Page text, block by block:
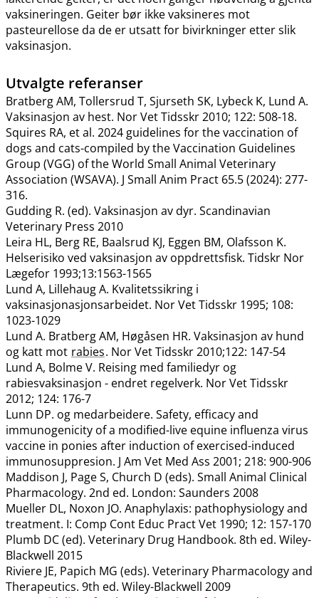
vaksineringen. Geiter bør ikke vaksineres mot
pasteurellose da de er utsatt for bivirkninger etter slik
vaksinasjon.
Utvalgte referanser
Bratberg AM, Tollersrud T, Sjurseth SK, Lybeck K, Lund A.
Vaksinasjon av hest. Nor Vet Tidsskr 2010; 122: 508-18.
Squires RA, et al. 2024 guidelines for the vaccination of
dogs and cats-compiled by the Vaccination Guidelines
Group (VGG) of the World Small Animal Veterinary
Association (WSAVA). J Small Anim Pract 65.5 (2024): 277-
316.
Gudding R. (ed). Vaksinasjon av dyr. Scandinavian
Veterinary Press 2010
Leira HL, Berg RE, Baalsrud KJ, Eggen BM, Olafsson K.
Helserisiko ved vaksinasjon av oppdrettsfisk. Tidskr Nor
Lægefor 1993;13:1563-1565
Lund A, Lillehaug A. Kvalitetssikring i
vaksinasjonasjonsarbeidet. Nor Vet Tidsskr 1995; 108:
1023-1029
Lund A. Bratberg AM, Høgåsen HR. Vaksinasjon av hund
og katt mot rabies. Nor Vet Tidsskr 2010;122: 147-54
Lund A, Bolme V. Reising med familiedyr og
rabiesvaksinasjon - endret regelverk. Nor Vet Tidsskr
2012; 124: 176-7
Lunn DP. og medarbeidere. Safety, efficacy and
immunogenicity of a modified-live equine influenza virus
vaccine in ponies after induction of exercised-induced
immunosuppresion. J Am Vet Med Ass 2001; 218: 900-906
Maddison J, Page S, Church D (eds). Small Animal Clinical
Pharmacology. 2nd ed. London: Saunders 2008
Mueller DL, Noxon JO. Anaphylaxis: pathophysiology and
treatment. I: Comp Cont Educ Pract Vet 1990; 12: 157-170
Plumb DC (ed). Veterinary Drug Handbook. 8th ed. Wiley-
Blackwell 2015
Riviere JE, Papich MG (eds). Veterinary Pharmacology and
Therapeutics. 9th ed. Wiley-Blackwell 2009